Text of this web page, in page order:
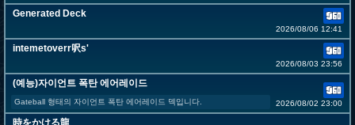
Generated Deck
2026/08/06 12:41
intemetoverr呎s'
2026/08/03 23:56
(예능)자이언트 폭탄 에어레이드
Gateball 형태의 자이언트 폭탄 에어레이드 덱입니다. 2026/08/02 23:00